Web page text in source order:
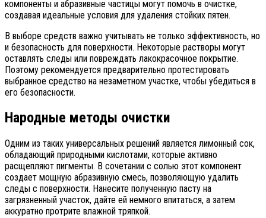
компоненты и абразивные частицы могут помочь в очистке,
создавая идеальные условия для удаления стойких пятен.
В выборе средств важно учитывать не только эффективность, но
и безопасность для поверхности. Некоторые растворы могут
оставлять следы или повреждать лакокрасочное покрытие.
Поэтому рекомендуется предварительно протестировать
выбранное средство на незаметном участке, чтобы убедиться в
его безопасности.
Народные методы очистки
Одним из таких универсальных решений является лимонный сок,
обладающий природными кислотами, которые активно
расщепляют пигменты. В сочетании с солью этот компонент
создает мощную абразивную смесь, позволяющую удалить
следы с поверхности. Нанесите полученную пасту на
загрязненный участок, дайте ей немного впитаться, а затем
аккуратно протрите влажной тряпкой.